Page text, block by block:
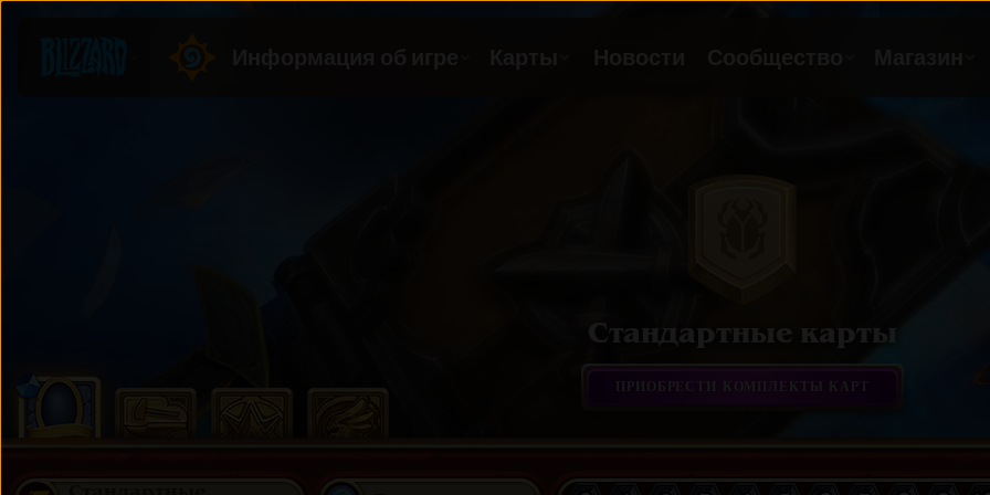
Стандартные карты
ПРИОБРЕСТИ КОМПЛЕКТЫ КАРТ